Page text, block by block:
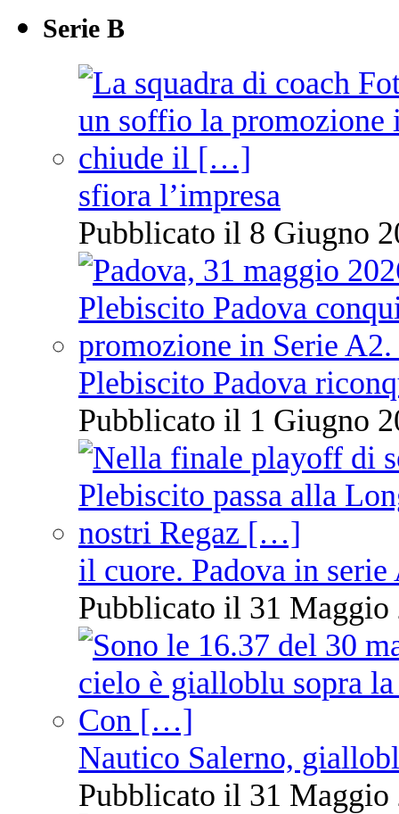
Serie B
sfiora l’impresa
Pubblicato il 8 Giugno
Plebiscito Padova
Pubblicato il 1 Giugno
il cuore. Padova in serie
Pubblicato il 31 Maggio
Nautico Salerno,
Pubblicato il 31 Maggio